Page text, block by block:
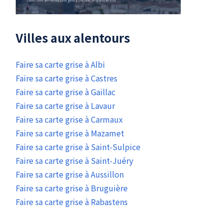
Villes aux alentours
Faire sa carte grise à Albi
Faire sa carte grise à Castres
Faire sa carte grise à Gaillac
Faire sa carte grise à Lavaur
Faire sa carte grise à Carmaux
Faire sa carte grise à Mazamet
Faire sa carte grise à Saint-Sulpice
Faire sa carte grise à Saint-Juéry
Faire sa carte grise à Aussillon
Faire sa carte grise à Bruguière
Faire sa carte grise à Rabastens